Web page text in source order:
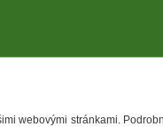
webovými stránkami.